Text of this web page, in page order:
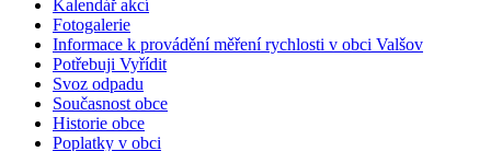
Kalendář akcí
Fotogalerie
Informace k provádění měření rychlosti v obci Valšov
Potřebuji Vyřídit
Svoz odpadu
Současnost obce
Historie obce
Poplatky v obci